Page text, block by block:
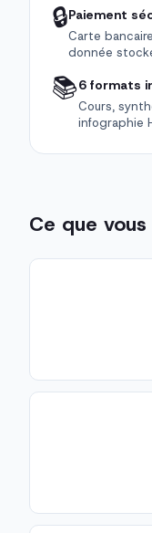
🔒Paiement
Carte
donnée
📚6 formats
Cours,
infographie
Ce que